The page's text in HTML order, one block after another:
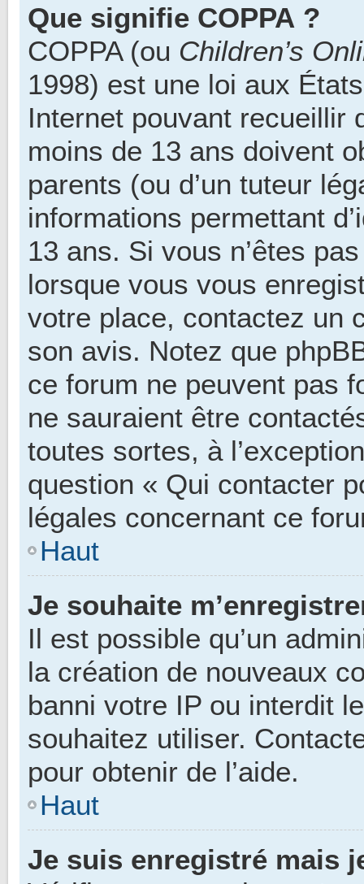
Que signifie COPPA ?
COPPA (ou Children’s
1998) est une loi aux
Internet pouvant recueillir
moins de 13 ans doivent
parents (ou d’un tuteur
informations permettant
13 ans. Si vous n’êtes
lorsque vous vous
votre place, contactez un
son avis. Notez que
ce forum ne peuvent pas
ne sauraient être
toutes sortes, à
question « Qui contacter
légales concernant ce
Haut
Je souhaite
Il est possible qu’un
la création de nouveaux
banni votre IP ou interdit
souhaitez utiliser.
pour obtenir de l’aide.
Haut
Je suis enregistré mais